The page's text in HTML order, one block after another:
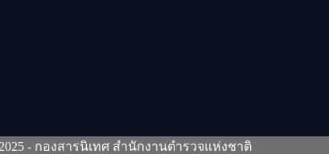
- กองสารนิเทศ สำนักงานตำรวจแห่งชาติ